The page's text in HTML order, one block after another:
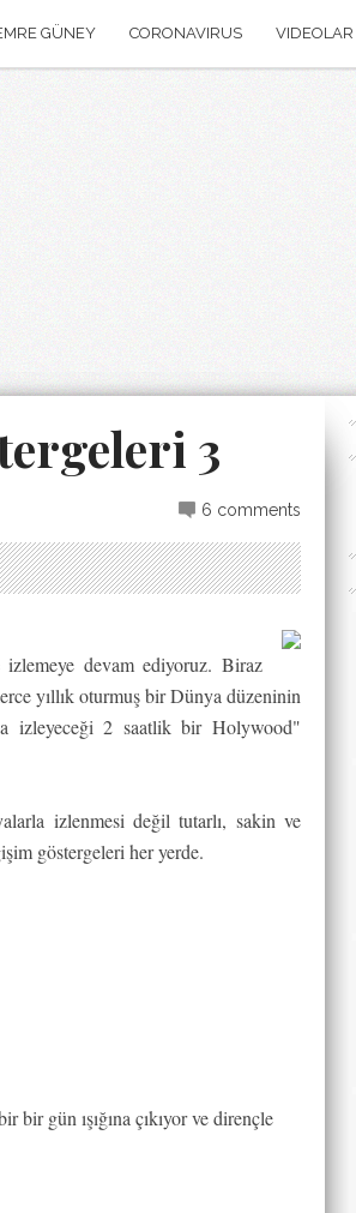
GÜNEY CORONAVIRUS VIDEOLAR
3
6 comments
izlemeye devam ediyoruz. Biraz
yıllık oturmuş bir Dünya düzeninin
izleyeceği 2 saatlik bir Holywood"
izlenmesi değil tutarlı, sakin ve
göstergeleri her yerde.
bir gün ışığına çıkıyor ve dirençle